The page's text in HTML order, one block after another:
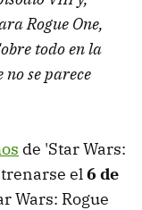
Rogue One,
todo en la
se parece
de 'Star Wars:
el6 de
Wars: Rogue